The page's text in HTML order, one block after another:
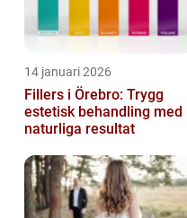
14 januari 2026
Fillers i Örebro: Trygg
estetisk behandling med
naturliga resultat